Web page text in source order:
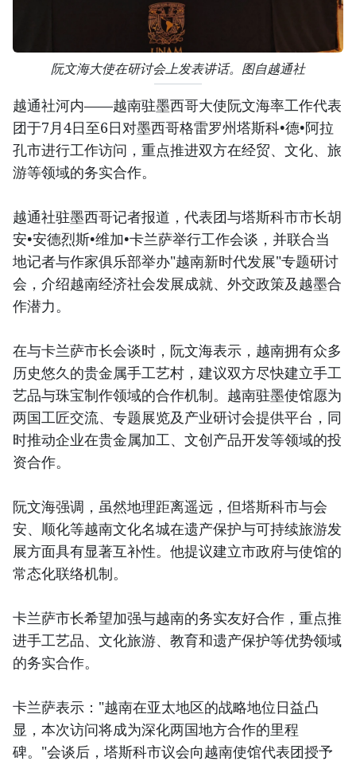
阮文海大使在研讨会上发表讲话。图自越通社
越通社河内——越南驻墨西哥大使阮文海率工作代表
团于7月4日至6日对墨西哥格雷罗州塔斯科•德•阿拉
孔市进行工作访问，重点推进双方在经贸、文化、旅
游等领域的务实合作。
越通社驻墨西哥记者报道，代表团与塔斯科市市长胡
安•安德烈斯•维加•卡兰萨举行工作会谈，并联合当
地记者与作家俱乐部举办"越南新时代发展"专题研讨
会，介绍越南经济社会发展成就、外交政策及越墨合
作潜力。
在与卡兰萨市长会谈时，阮文海表示，越南拥有众多
历史悠久的贵金属手工艺村，建议双方尽快建立手工
艺品与珠宝制作领域的合作机制。越南驻墨使馆愿为
两国工匠交流、专题展览及产业研讨会提供平台，同
时推动企业在贵金属加工、文创产品开发等领域的投
资合作。
阮文海强调，虽然地理距离遥远，但塔斯科市与会
安、顺化等越南文化名城在遗产保护与可持续旅游发
展方面具有显著互补性。他提议建立市政府与使馆的
常态化联络机制。
卡兰萨市长希望加强与越南的务实友好合作，重点推
进手工艺品、文化旅游、教育和遗产保护等优势领域
的务实合作。
卡兰萨表示："越南在亚太地区的战略地位日益凸
显，本次访问将成为深化两国地方合作的里程
碑。"会谈后，塔斯科市议会向越南使馆代表团授予